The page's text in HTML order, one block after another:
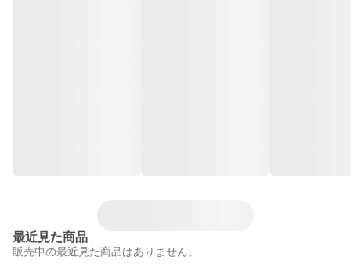
最近見た商品
販売中の最近見た商品はありません。